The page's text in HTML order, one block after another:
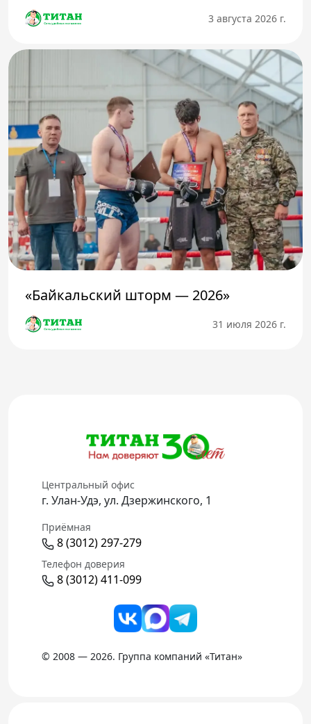
3 августа 2026 г.
«Байкальский шторм — 2026»
31 июля 2026 г.
Центральный офис
г. Улан-Удэ, ул. Дзержинского, 1
Приёмная
8 (3012) 297-279
Телефон доверия
8 (3012) 411-099
© 2008 — 2026. Группа компаний «Титан»